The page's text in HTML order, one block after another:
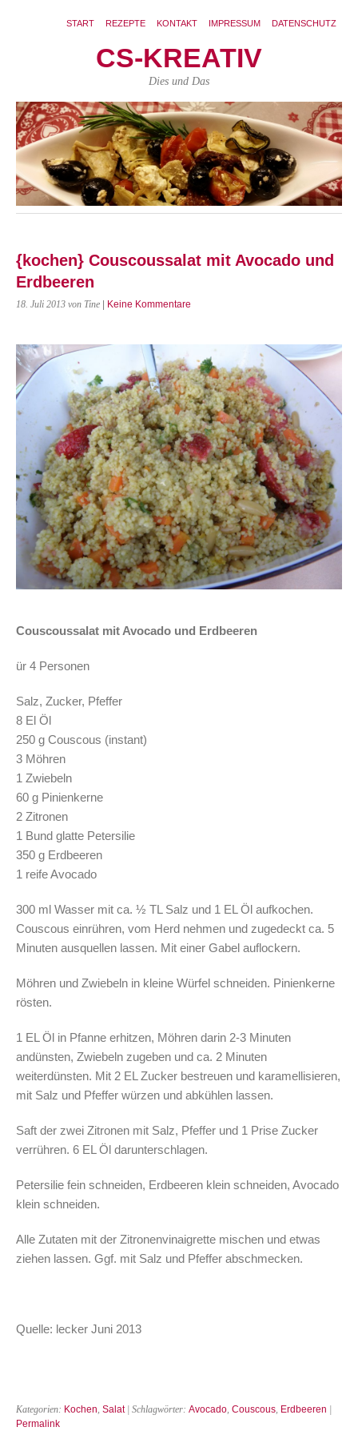
START REZEPTE KONTAKT IMPRESSUM DATENSCHUTZ
CS-KREATIV
Dies und Das
{kochen} Couscoussalat mit Avocado und
Erdbeeren
18. Juli 2013 von Tine | Keine Kommentare
Couscoussalat mit Avocado und Erdbeeren
ür 4 Personen
Salz, Zucker, Pfeffer
8 El Öl
250 g Couscous (instant)
3 Möhren
1 Zwiebeln
60 g Pinienkerne
2 Zitronen
1 Bund glatte Petersilie
350 g Erdbeeren
1 reife Avocado
300 ml Wasser mit ca. ½ TL Salz und 1 EL Öl aufkochen.
Couscous einrühren, vom Herd nehmen und zugedeckt ca. 5
Minuten ausquellen lassen. Mit einer Gabel auflockern.
Möhren und Zwiebeln in kleine Würfel schneiden. Pinienkerne
rösten.
1 EL Öl in Pfanne erhitzen, Möhren darin 2-3 Minuten
andünsten, Zwiebeln zugeben und ca. 2 Minuten
weiterdünsten. Mit 2 EL Zucker bestreuen und karamellisieren,
mit Salz und Pfeffer würzen und abkühlen lassen.
Saft der zwei Zitronen mit Salz, Pfeffer und 1 Prise Zucker
verrühren. 6 EL Öl darunterschlagen.
Petersilie fein schneiden, Erdbeeren klein schneiden, Avocado
klein schneiden.
Alle Zutaten mit der Zitronenvinaigrette mischen und etwas
ziehen lassen. Ggf. mit Salz und Pfeffer abschmecken.
Quelle: lecker Juni 2013
Kategorien: Kochen Salat| Schlagwörter: Avocado Couscous Erdbeeren |
Permalink